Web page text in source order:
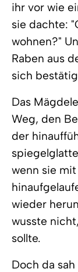
ihr vor wie
sie dachte:
wohnen?"
Raben aus
sich
Das
Weg, den
der
wenn sie
wieder
wusste
sollte.
Doch da